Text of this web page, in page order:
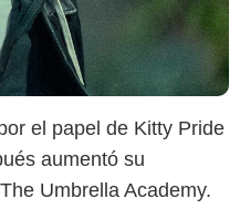
el papel de Kitty Pride
aumentó su
Umbrella Academy.